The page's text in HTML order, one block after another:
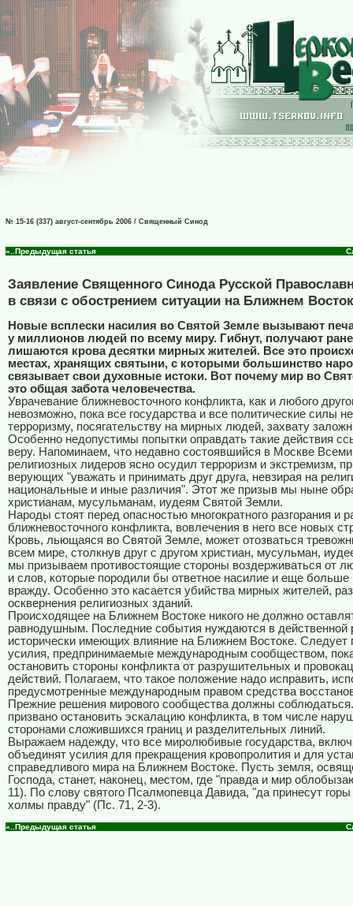
№ 15-16 (337) август-сентябрь 2006 / Священный Синод
«..Предыдущая статья
Заявление Священного Синода Русской
в связи с обострением ситуации на Ближнем
Новые всплески насилия во Святой Земле вызывают
у миллионов людей по всему миру. Гибнут, получают
лишаются крова десятки мирных жителей. Все это
местах, хранящих святыни, с которыми большинство
связывает свои духовные истоки. Вот почему мир во
это общая забота человечества.
Уврачевание ближневосточного конфликта, как и любого
невозможно, пока все государства и все политические силы
терроризму, посягательству на мирных людей, захвату
Особенно недопустимы попытки оправдать такие действия
веру. Напоминаем, что недавно состоявшийся в Москве
религиозных лидеров ясно осудил терроризм и экстремизм,
верующих "уважать и принимать друг друга, невзирая на
национальные и иные различия". Этот же призыв мы ныне
христианам, мусульманам, иудеям Святой Земли.
Народы стоят перед опасностью многократного разгорания и
ближневосточного конфликта, вовлечения в него все новых
Кровь, льющаяся во Святой Земле, может отозваться
всем мире, столкнув друг с другом христиан, мусульман,
мы призываем противостоящие стороны воздерживаться от
и слов, которые породили бы ответное насилие и еще больше
вражду. Особенно это касается убийства мирных жителей,
осквернения религиозных зданий.
Происходящее на Ближнем Востоке никого не должно
равнодушным. Последние события нуждаются в действенной
исторически имеющих влияние на Ближнем Востоке. Следует
усилия, предпринимаемые международным сообществом,
остановить стороны конфликта от разрушительных и
действий. Полагаем, что такое положение надо исправить,
предусмотренные международным правом средства
Прежние решения мирового сообщества должны
призвано остановить эскалацию конфликта, в том числе
сторонами сложившихся границ и разделительных линий.
Выражаем надежду, что все миролюбивые государства,
объединят усилия для прекращения кровопролития и для
справедливого мира на Ближнем Востоке. Пусть земля,
Господа, станет, наконец, местом, где "правда и мир
11). По слову святого Псалмопевца Давида, "да принесут
холмы правду" (Пс. 71, 2-3).
«..Предыдущая статья